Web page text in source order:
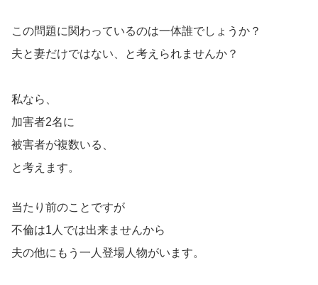
この問題に関わっているのは一体誰でしょうか？
夫と妻だけではない、と考えられませんか？
私なら、
加害者2名に
被害者が複数いる、
と考えます。
当たり前のことですが
不倫は1人では出来ませんから
夫の他にもう一人登場人物がいます。